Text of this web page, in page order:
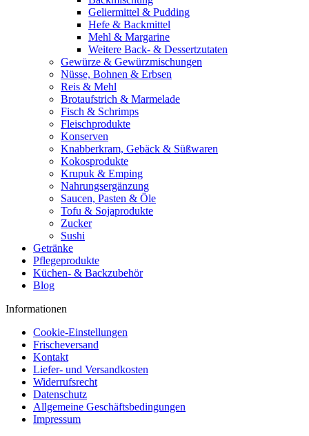
Geliermittel & Pudding
Hefe & Backmittel
Mehl & Margarine
Weitere Back- & Dessertzutaten
Gewürze & Gewürzmischungen
Nüsse, Bohnen & Erbsen
Reis & Mehl
Brotaufstrich & Marmelade
Fisch & Schrimps
Fleischprodukte
Konserven
Knabberkram, Gebäck & Süßwaren
Kokosprodukte
Krupuk & Emping
Nahrungsergänzung
Saucen, Pasten & Öle
Tofu & Sojaprodukte
Zucker
Sushi
Getränke
Pflegeprodukte
Küchen- & Backzubehör
Blog
Informationen
Cookie-Einstellungen
Frischeversand
Kontakt
Liefer- und Versandkosten
Widerrufsrecht
Datenschutz
Allgemeine Geschäftsbedingungen
Impressum